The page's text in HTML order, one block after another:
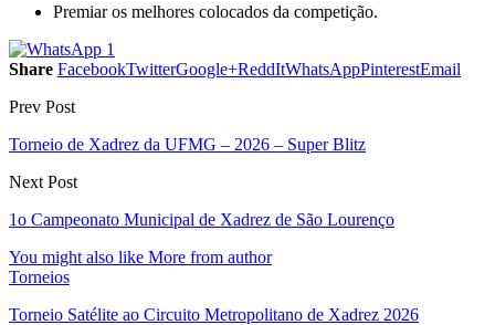
Premiar os melhores colocados da competição.
Share FacebookTwitterGoogle+ReddItWhatsAppPinterestEmail
Prev Post
Torneio de Xadrez da UFMG – 2026 – Super Blitz
Next Post
1o Campeonato Municipal de Xadrez de São Lourenço
You might also like More from author
Torneios
Torneio Satélite ao Circuito Metropolitano de Xadrez 2026